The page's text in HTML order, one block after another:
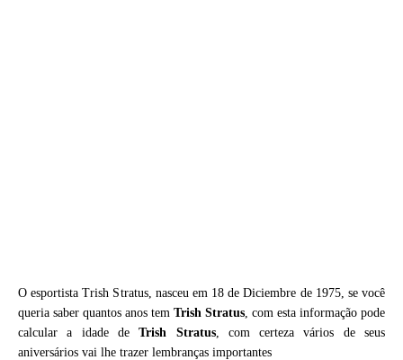
O esportista Trish Stratus, nasceu em 18 de Diciembre de 1975, se você
queria saber quantos anos tem Trish Stratus, com esta informação pode
calcular a idade deTrish Stratus, com certeza vários de seus
aniversários vai lhe trazer lembranças importantes